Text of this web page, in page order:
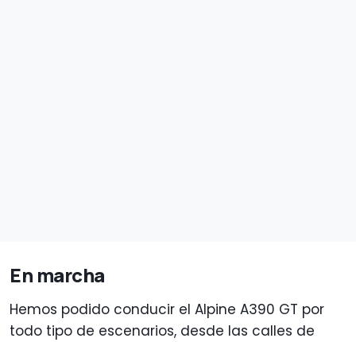
En marcha
Hemos podido conducir el Alpine A390 GT por
todo tipo de escenarios, desde las calles de